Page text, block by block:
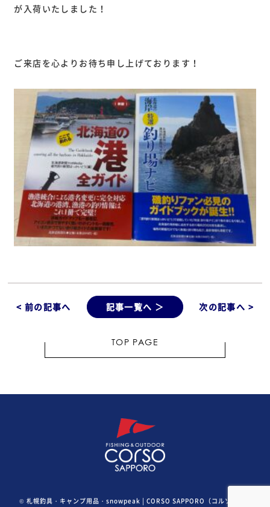
が入荷いたしました！
ご来店を心よりお待ち申し上げております！
< 前の記事へ 記事一覧へ ＞ 次の記事へ >
TOP PAGE
© 札幌釣具・キャンプ用品・snowpeak | CORSO SAPPORO（コルソ札幌）